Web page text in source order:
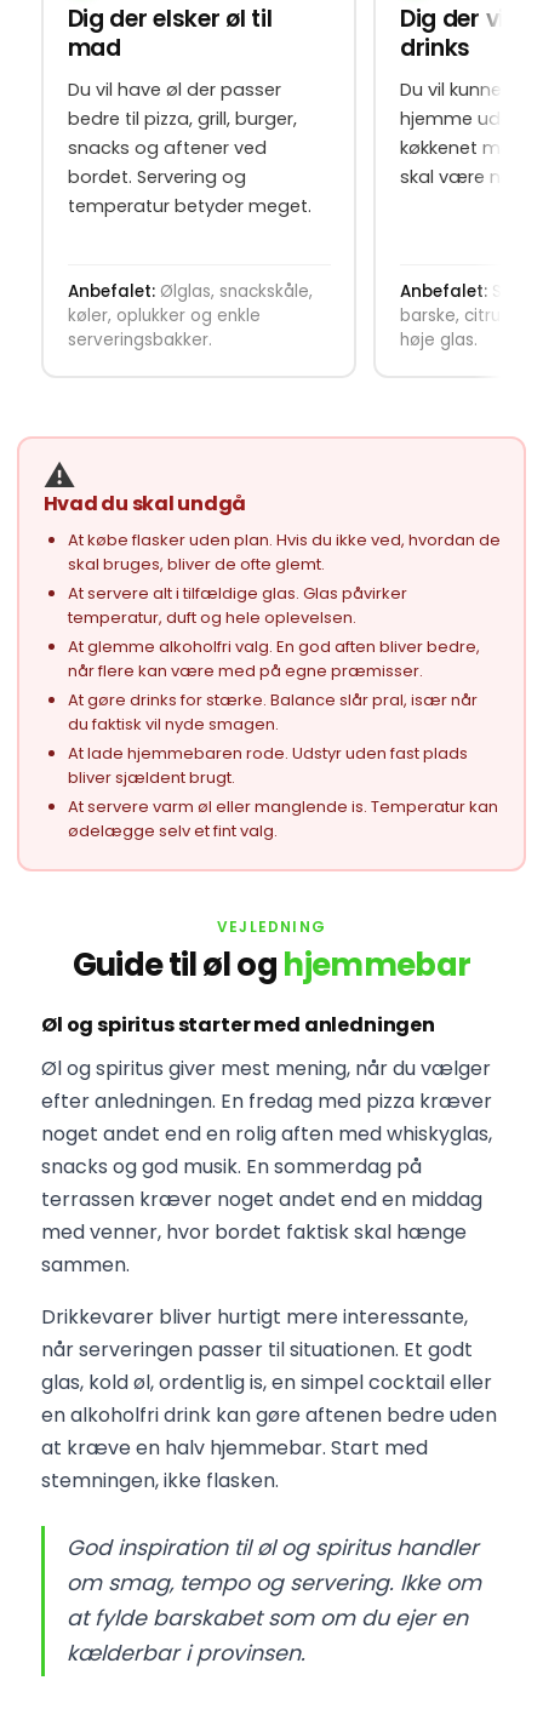
Dig der elsker øl til
mad
Du vil have øl der passer
bedre til pizza, grill, burger,
snacks og aftener ved
bordet. Servering og
temperatur betyder meget.
Anbefalet:Ølglas, snackskåle,
køler, oplukker og enkle
serveringsbakker.
Dig der vil
drinks
Du vil kunne
hjemme uden
køkkenet med
skal være nem
Anbefalet:
barske,
høje glas.
⚠️
Hvad du skal undgå
At købe flasker uden plan. Hvis du ikke ved, hvordan de
skal bruges, bliver de ofte glemt.
At servere alt i tilfældige glas. Glas påvirker
temperatur, duft og hele oplevelsen.
At glemme alkoholfri valg. En god aften bliver bedre,
når flere kan være med på egne præmisser.
At gøre drinks for stærke. Balance slår pral, især når
du faktisk vil nyde smagen.
At lade hjemmebaren rode. Udstyr uden fast plads
bliver sjældent brugt.
At servere varm øl eller manglende is. Temperatur kan
ødelægge selv et fint valg.
VEJLEDNING
Guide til øl oghjemmebar
Øl og spiritus starter med anledningen
Øl og spiritus giver mest mening, når du vælger
efter anledningen. En fredag med pizza kræver
noget andet end en rolig aften med whiskyglas,
snacks og god musik. En sommerdag på
terrassen kræver noget andet end en middag
med venner, hvor bordet faktisk skal hænge
sammen.
Drikkevarer bliver hurtigt mere interessante,
når serveringen passer til situationen. Et godt
glas, kold øl, ordentlig is, en simpel cocktail eller
en alkoholfri drink kan gøre aftenen bedre uden
at kræve en halv hjemmebar. Start med
stemningen, ikke flasken.
God inspiration til øl og spiritus handler
om smag, tempo og servering. Ikke om
at fylde barskabet som om du ejer en
kælderbar i provinsen.